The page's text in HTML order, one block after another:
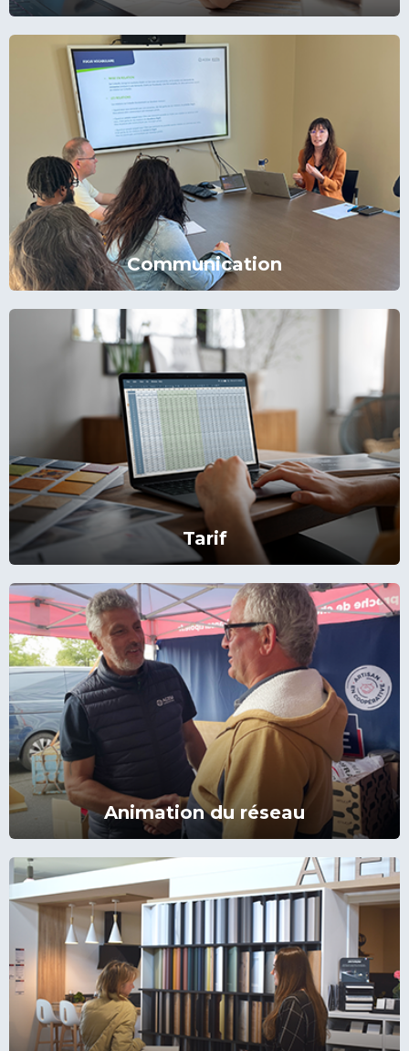
Communication
Tarif
Animation du réseau